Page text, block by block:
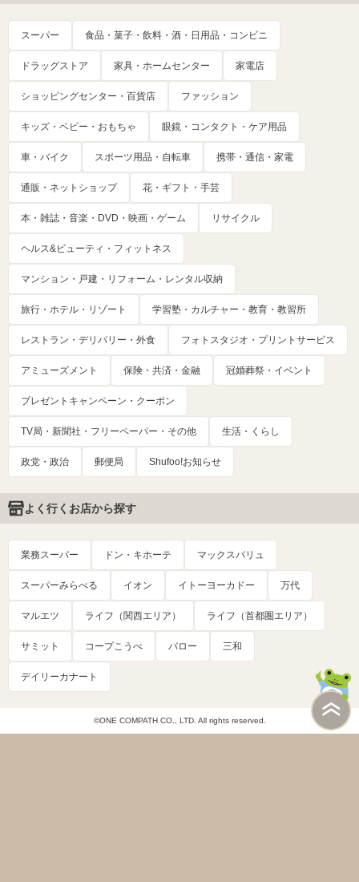
スーパー 食品・菓子・飲料・酒・日用品・コンビニ
ドラッグストア 家具・ホームセンター 家電店
ショッピングセンター・百貨店 ファッション
キッズ・ベビー・おもちゃ 眼鏡・コンタクト・ケア用品
車・バイク スポーツ用品・自転車 携帯・通信・家電
通販・ネットショップ 花・ギフト・手芸
本・雑誌・音楽・DVD・映画・ゲーム リサイクル
ヘルス&ビューティ・フィットネス
マンション・戸建・リフォーム・レンタル収納
旅行・ホテル・リゾート 学習塾・カルチャー・教育・教習所
レストラン・デリバリー・外食 フォトスタジオ・プリントサービス
アミューズメント 保険・共済・金融 冠婚葬祭・イベント
プレゼントキャンペーン・クーポン
TV局・新聞社・フリーペーパー・その他 生活・くらし
政党・政治 郵便局 Shufoo!お知らせ
よく行くお店から探す
業務スーパー ドン・キホーテ マックスバリュ
スーパーみらべる イオン イトーヨーカドー 万代
マルエツ ライフ（関西エリア） ライフ（首都圏エリア）
サミット コープこうべ バロー 三和
デイリーカナート
©ONE COMPATH CO., LTD. All rights reserved.